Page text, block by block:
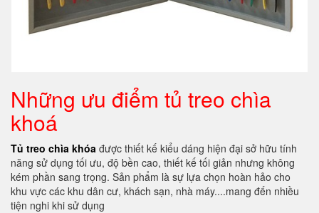
Những ưu điểm tủ treo chìa
khoá
Tủ treo chìa khóa được thiết kế kiểu dáng hiện đại sở hữu tính
năng sử dụng tối ưu, độ bền cao, thiết kế tối giản nhưng không
kém phần sang trọng. Sản phẩm là sự lựa chọn hoàn hảo cho
khu vực các khu dân cư, khách sạn, nhà máy....mang đến nhiều
tiện nghi khi sử dụng